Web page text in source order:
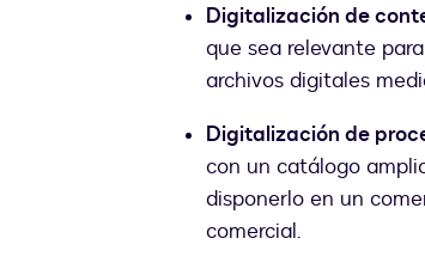
Digitalización de
que sea relevante
archivos digitales
Digitalización de
con un catálogo
disponerlo en un
comercial.